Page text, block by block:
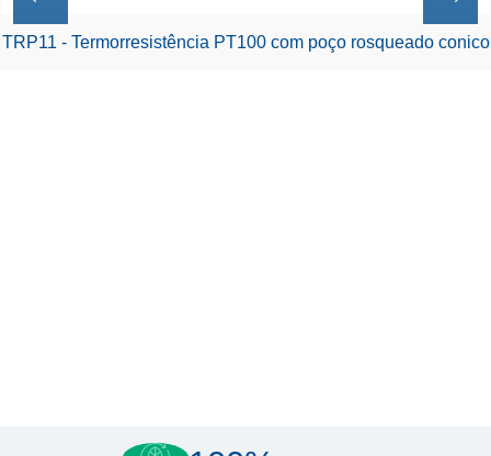
TRP11 - Termorresistência PT100 com poço rosqueado conico